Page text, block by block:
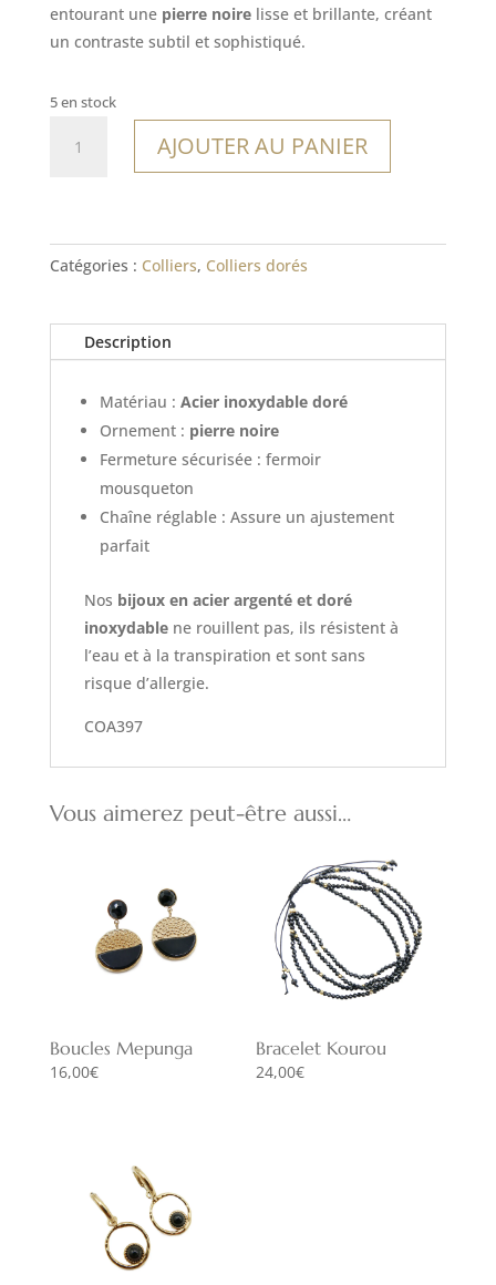
entourant une pierre noirelisse et brillante, créant
un contraste subtil et sophistiqué.
5 en stock
AJOUTER AU PANIER
Catégories : Colliers, Colliers dorés
Description
Matériau : Acier inoxydable doré
Ornement : pierre noire
Fermeture sécurisée : fermoir
mousqueton
Chaîne réglable : Assure un ajustement
parfait
Nos bijoux en acier argenté et doré
inoxydablene rouillent pas, ils résistent à
l’eau et à la transpiration et sont sans
risque d’allergie.
COA397
Vous aimerez peut-être aussi…
Boucles Mepunga
16,00€
Bracelet Kourou
24,00€